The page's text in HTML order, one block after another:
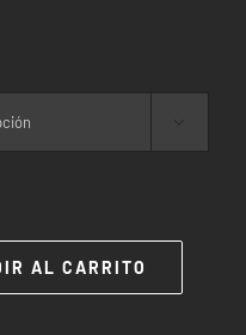
AL CARRITO